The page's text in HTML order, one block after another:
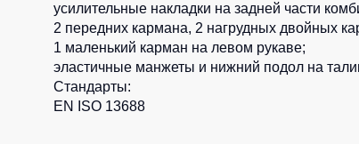
усилительные накладки на задней части
2 передних кармана, 2 нагрудных двойных
1 маленький карман на левом рукаве;
эластичные манжеты и нижний подол на
Стандарты:
EN ISO 13688